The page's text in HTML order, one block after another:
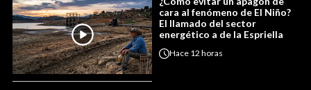
cara al fenómeno de El Niño?
El llamado del sector
energético a de la Espriella
Hace 12 horas